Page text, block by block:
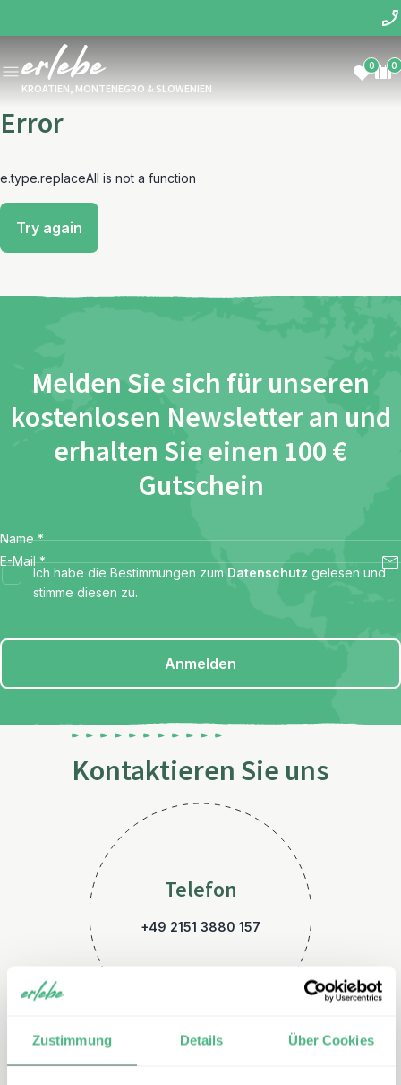
Zustimmung Details Über Cookies
KROATIEN, MONTENEGRO & SLOWENIEN
0 0
Error
e.type.replaceAll is not a function
Try again
Melden Sie sich für unseren
kostenlosen Newsletter an und
erhalten Sie einen 100 €
Gutschein
Name *
E-Mail *
Ich habe die Bestimmungen zum Datenschutz gelesen und
stimme diesen zu.
Anmelden
Kontaktieren Sie uns
Telefon
+49 2151 3880 157